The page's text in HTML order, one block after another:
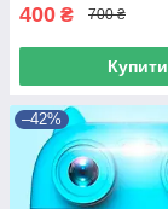
400 ₴ 700 ₴
Купити
–42%